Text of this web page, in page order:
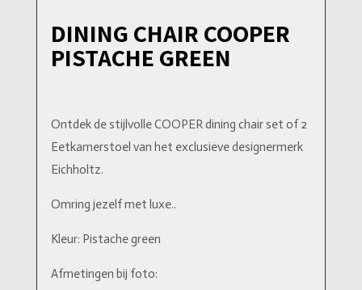
DINING CHAIR COOPER
PISTACHE GREEN
Ontdek de stijlvolle COOPER dining chair set of 2
Eetkamerstoel van het exclusieve designermerk
Eichholtz.
Omring jezelf met luxe..
Kleur: Pistache green
Afmetingen bij foto: